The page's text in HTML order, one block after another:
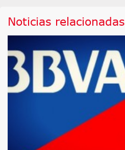
Noticias relacionadas